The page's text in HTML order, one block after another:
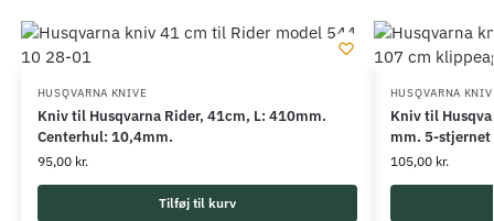
HUSQVARNA KNIVE
Kniv til Husqvarna Rider, 41cm, L: 410mm.
Centerhul: 10,4mm.
95,00 kr.
Tilføj til kurv
HUSQVARNA
Kniv til
mm. 5-
105,00 kr.